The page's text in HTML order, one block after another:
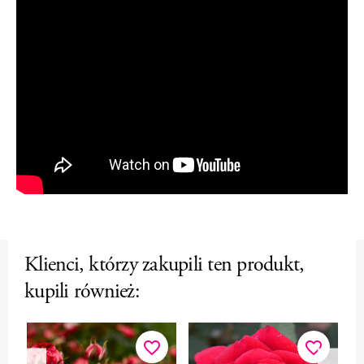
Klienci, którzy zakupili ten produkt,
kupili również:
favorite_border favorite_border